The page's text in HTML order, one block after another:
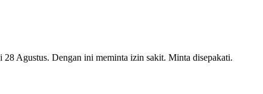
Agustus. Dengan ini meminta izin sakit. Minta disepakati.